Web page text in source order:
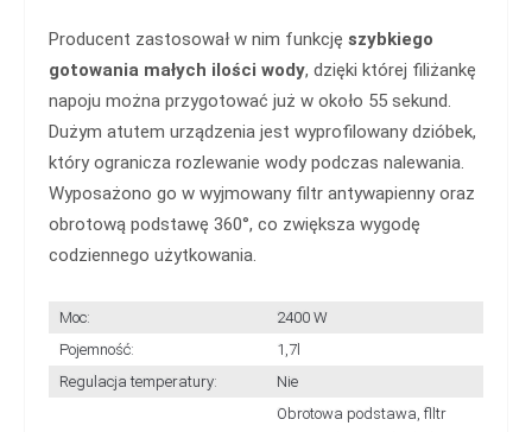
Producent zastosował w nim funkcję szybkiego
gotowania małych ilości wody, dzięki której filiżankę
napoju można przygotować już w około 55 sekund.
Dużym atutem urządzenia jest wyprofilowany dzióbek,
który ogranicza rozlewanie wody podczas nalewania.
Wyposażono go w wyjmowany filtr antywapienny oraz
obrotową podstawę 360°, co zwiększa wygodę
codziennego użytkowania.
Moc:
2400 W
Pojemność:
1,7l
Regulacja temperatury:
Nie
Obrotowa podstawa, flltr